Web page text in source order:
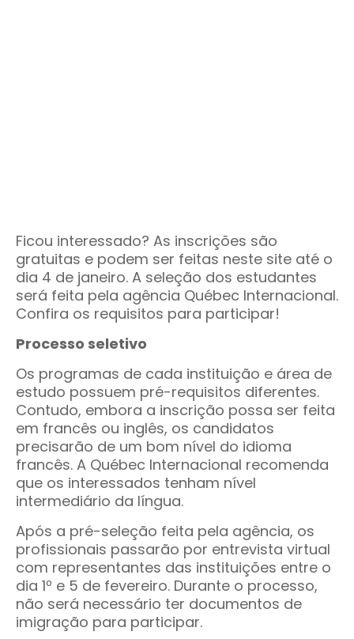
Ficou interessado? As inscrições são
gratuitas e podem ser feitas neste site até o
dia 4 de janeiro. A seleção dos estudantes
será feita pela agência Québec Internacional.
Confira os requisitos para participar!
Processo seletivo
Os programas de cada instituição e área de
estudo possuem pré-requisitos diferentes.
Contudo, embora a inscrição possa ser feita
em francês ou inglês, os candidatos
precisarão de um bom nível do idioma
francês. A Québec Internacional recomenda
que os interessados tenham nível
intermediário da língua.
Após a pré-seleção feita pela agência, os
profissionais passarão por entrevista virtual
com representantes das instituições entre o
dia 1º e 5 de fevereiro. Durante o processo,
não será necessário ter documentos de
imigração para participar.